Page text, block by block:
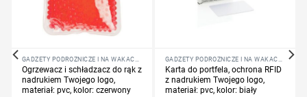
GADŻETY PODRÓŻNICZE I NA WAKACJE
Ogrzewacz i schładzacz do rąk z
nadrukiem Twojego logo,
materiał: pvc, kolor: czerwony
GADŻETY PODRÓŻNICZE I NA WAKACJE
Karta do portfela, ochrona RFID
z nadrukiem Twojego logo,
materiał: pvc, kolor: biały